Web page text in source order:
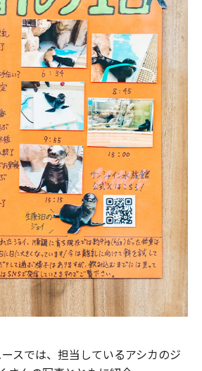
スでは、担当しているアシカのジ